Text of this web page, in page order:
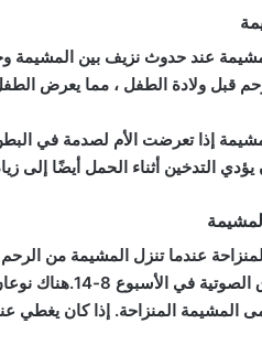
عند حدوث نزيف بين المشيمة
قبل ولادة الطفل ، مما يعرض
إذا تعرضت الأم لصدمة في
يؤدي التدخين أثناء الحمل أيضًا
عندما تنزل المشيمة من
في الموجات
المشيمة المنزاحة. إذا كان يغطي